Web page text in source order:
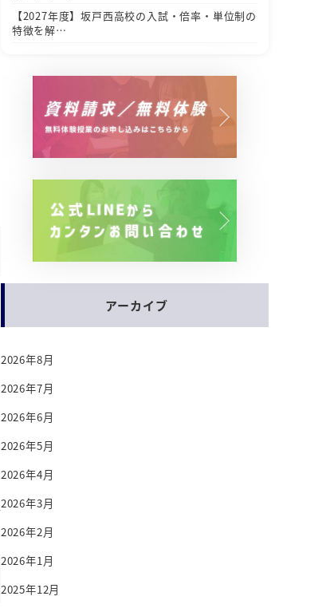
【2027年度】坂戸西高校の入試・倍率・単位制の
特徴を解…
アーカイブ
2026年8月
2026年7月
2026年6月
2026年5月
2026年4月
2026年3月
2026年2月
2026年1月
2025年12月